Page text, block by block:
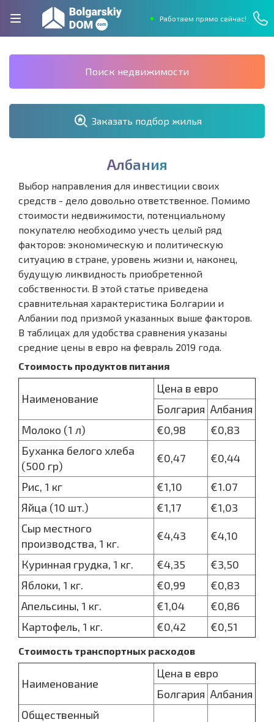
Работаем прямо сейчас!
Поиск недвижимости
Заказать подбор жилья
Албания
Выбор направления для инвестиции своих
средств - дело довольно ответственное. Помимо
стоимости недвижимости, потенциальному
покупателю необходимо учесть целый ряд
факторов: экономическую и политическую
ситуацию в стране, уровень жизни и, наконец,
будущую ликвидность приобретенной
собственности. В этой статье приведена
сравнительная характеристика Болгарии и
Албании под призмой указанных выше факторов.
В таблицах для удобства сравнения указаны
средние цены в евро на февраль 2019 года.
Стоимость продуктов питания
Наименование
Цена в евро
Болгария Албания
Молоко (1 л)
€0,98
€0,83
Буханка белого хлеба
(500 гр)
€0,47 €0,44
Рис, 1 кг €1,10
€1.07
Яйца (10 шт.)
€1,17
€1,03
Сыр местного
производства, 1 кг.
€4,43 €4,10
Куринная грудка, 1 кг. €4,35
€3,50
Яблоки, 1 кг.
€0,99
€0,83
Апельсины, 1 кг.
€1,04
€0,86
Картофель, 1 кг.
€0,42 €0,51
Стоимость транспортных расходов
Наименование
Цена в евро
Болгария Албания
Общественный